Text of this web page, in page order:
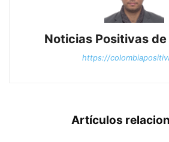
Noticias Positivas
https://
Artículos